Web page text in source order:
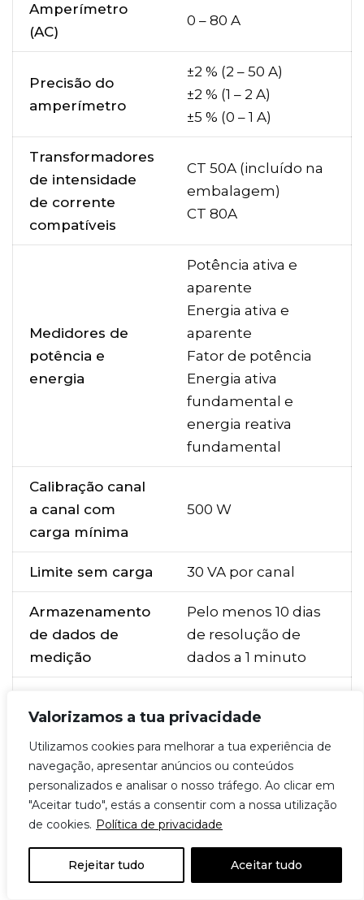
Valorizamos a tua privacidade
Utilizamos cookies para melhorar a tua experiência de
navegação, apresentar anúncios ou conteúdos
personalizados e analisar o nosso tráfego. Ao clicar em
"Aceitar tudo", estás a consentir com a nossa utilização
de cookies. Política de privacidade
Rejeitar tudo Aceitar tudo
Amperímetro
(AC)
0 – 80 A
Precisão do
amperímetro
±2 % (2 – 50 A)
±2 % (1 – 2 A)
±5 % (0 – 1 A)
Transformadores
de intensidade
de corrente
compatíveis
CT 50A (incluído na
embalagem)
CT 80A
Medidores de
potência e
energia
Potência ativa e
aparente
Energia ativa e
aparente
Fator de potência
Energia ativa
fundamental e
energia reativa
fundamental
Calibração canal
a canal com
carga mínima
500 W
Limite sem carga 30 VA por canal
Armazenamento
de dados de
medição
Pelo menos 10 dias
de resolução de
dados a 1 minuto
Exportação de
dados
qualidade de
energia registados,
Exportação em
formato JSON via
RPC
Sensor de
temperatura